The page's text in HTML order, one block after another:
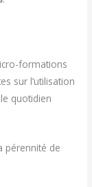
formations
sur l’utilisation
quotidien
pérennité de